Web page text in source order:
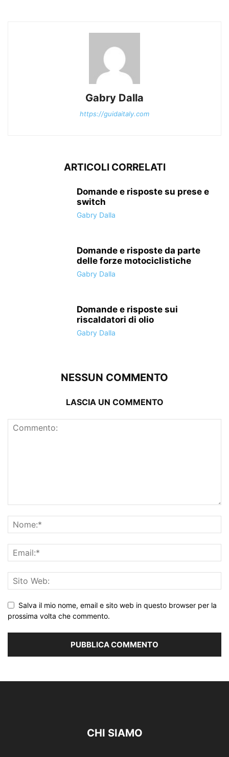
Gabry Dalla
https://guidaitaly.com
ARTICOLI CORRELATI
Domande e risposte su prese e
switch
Gabry Dalla
Domande e risposte da parte
delle forze motociclistiche
Gabry Dalla
Domande e risposte sui
riscaldatori di olio
Gabry Dalla
NESSUN COMMENTO
LASCIA UN COMMENTO
Salva il mio nome, email e sito web in questo browser per la
prossima volta che commento.
CHI SIAMO